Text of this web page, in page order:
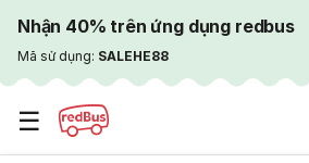
Nhận 40% trên ứng dụng redbus
Mã sử dụng: SALEHE88
☰